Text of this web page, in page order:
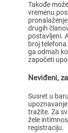
Takođe
vremenu
drugih
postavljeni.
broj telefona
ga odmah
započeti
Neviđeni,
Susret u
tražite. Za
žele
registraciju.